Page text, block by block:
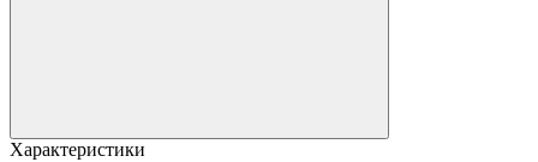
Характеристики